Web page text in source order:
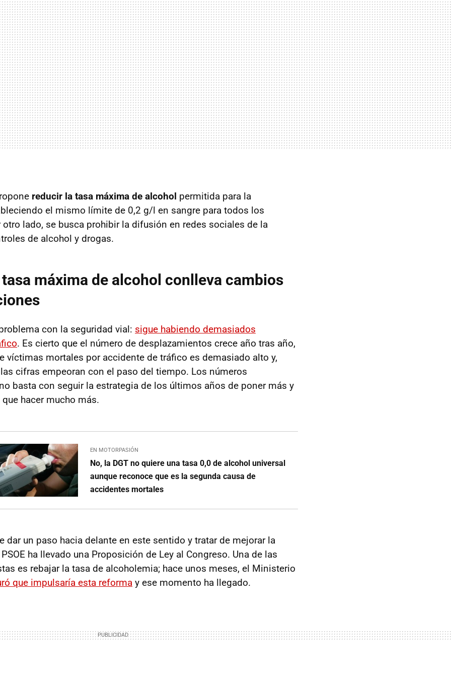
reducir la tasa máxima de alcohol permitida para la
el mismo límite de 0,2 g/l en sangre para todos los
lado, se busca prohibir la difusión en redes sociales de la
de alcohol y drogas.
máxima de alcohol conlleva cambios
con la seguridad vial: sigue habiendo demasiados
. Es cierto que el número de desplazamientos crece año tras año,
víctimas mortales por accidente de tráfico es demasiado alto y,
cifras empeoran con el paso del tiempo. Los números
basta con seguir la estrategia de los últimos años de poner más y
hacer mucho más.
EN MOTORPASIÓN
No, la DGT no quiere una tasa 0,0 de alcohol universal
aunque reconoce que es la segunda causa de
accidentes mortales
dar un paso hacia delante en este sentido y tratar de mejorar la
ha llevado una Proposición de Ley al Congreso. Una de las
es rebajar la tasa de alcoholemia; hace unos meses, el Ministerio
que impulsaría esta reforma y ese momento ha llegado.